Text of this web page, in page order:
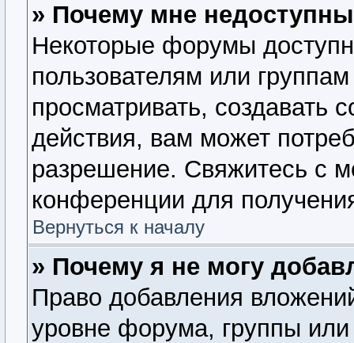
» Почему мне
Некоторые форумы
пользователям или
просматривать, создавать
действия, вам может
разрешение. Свяжитесь с
конференции для
Вернуться к началу
» Почему я не могу
Право добавления
уровне форума, группы